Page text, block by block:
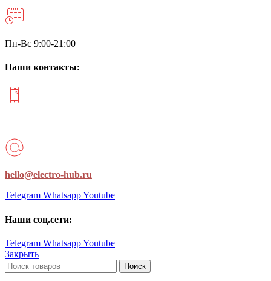
Пн-Вс 9:00-21:00
Наши контакты:
hello@electro-hub.ru
Telegram WhatsappYoutube
Наши соц.сети:
Telegram WhatsappYoutube
Закрыть
Поиск